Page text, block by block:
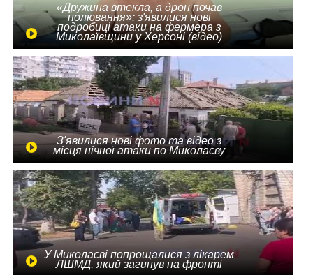
«Дружина втекла, а дрон почав
полювання»: з'явилися нові
подробиці атаки на фермера з
Миколаївщини у Херсоні (відео)
З'явилися нові фото та відео з
місця нічної атаки по Миколаєву
У Миколаєві попрощалися з лікарем
ЛШМД, який загинув на фронті